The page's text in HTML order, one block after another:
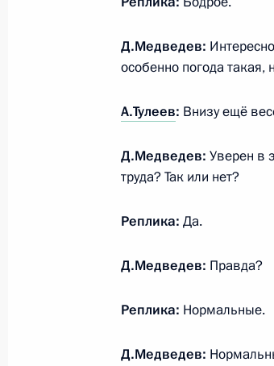
Рабочая встреча с
Тулеевым
Рабочая встреча с
28 ноября 2012 года, 14:40
Сергеем Шойгу и
Д.Медведев:
особенно погода такая,
А.Тулеев: Внизу ещё
Д.Медведев: Уверен в
труда? Так или нет?
Реплика: Да.
Д.Медведев: Правда?
Реплика: Нормальные.
Д.Медведев: